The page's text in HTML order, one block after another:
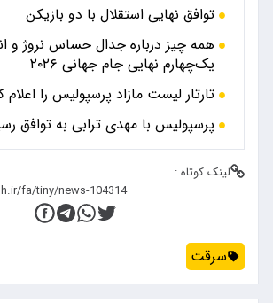
توافق نهایی استقلال با دو بازیکن
همه چیز درباره جدال حساس نروژ و
یک‌چهارم نهایی جام جهانی ۲۰۲۶
تارتار لیست مازاد پرسپولیس را اعلام
پرسپولیس با مهدی ترابی به توافق
لینک کوتاه :
سرقت